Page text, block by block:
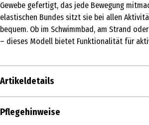
Gewebe gefertigt, das jede Bewegung
elastischen Bundes sitzt sie bei allen
bequem. Ob im Schwimmbad, am Strand
– dieses Modell bietet Funktionalität für
Artikeldetails
Inhalt
Pflegehinweise